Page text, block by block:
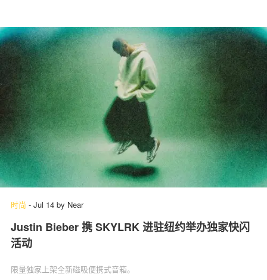
时尚 - Jul 14 by Near
Justin Bieber 携 SKYLRK 进驻纽约举办独家快闪
活动
限量独家上架全新磁吸便携式音箱。